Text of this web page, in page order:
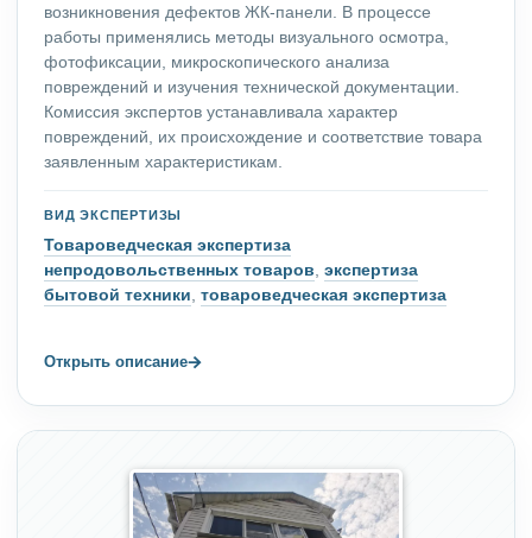
возникновения дефектов ЖК-панели. В процессе
работы применялись методы визуального осмотра,
фотофиксации, микроскопического анализа
повреждений и изучения технической документации.
Комиссия экспертов устанавливала характер
повреждений, их происхождение и соответствие товара
заявленным характеристикам.
ВИД ЭКСПЕРТИЗЫ
Товароведческая экспертиза
непродовольственных товаров, экспертиза
бытовой техники, товароведческая экспертиза
Открыть описание→